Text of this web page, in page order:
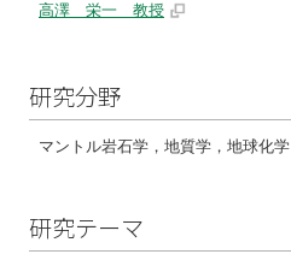
高澤 栄一 教授
研究分野
マントル岩石学，地質学，地球化学
研究テーマ